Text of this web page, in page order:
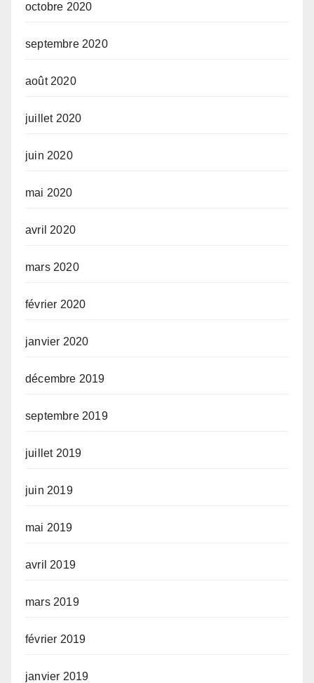
octobre 2020
septembre 2020
août 2020
juillet 2020
juin 2020
mai 2020
avril 2020
mars 2020
février 2020
janvier 2020
décembre 2019
septembre 2019
juillet 2019
juin 2019
mai 2019
avril 2019
mars 2019
février 2019
janvier 2019